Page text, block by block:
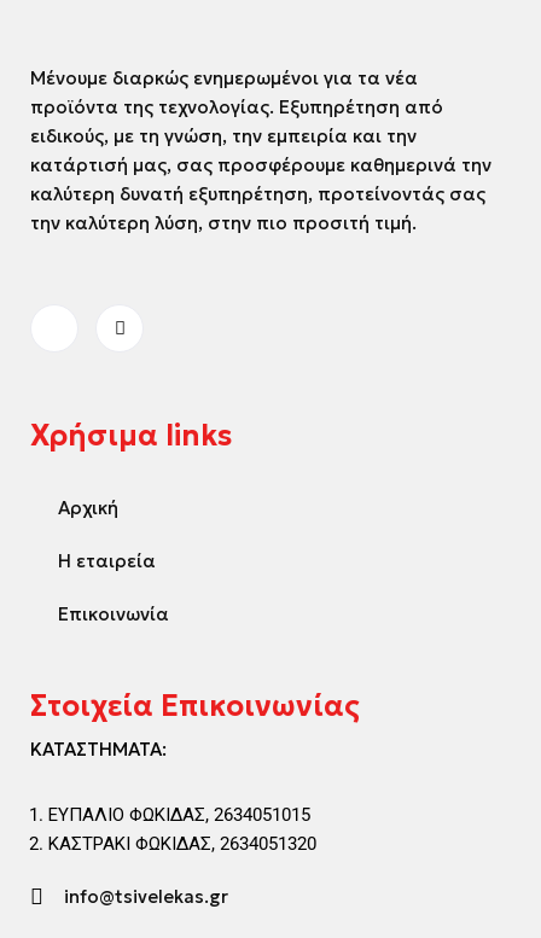
Μένουμε διαρκώς ενημερωμένοι για τα νέα
προϊόντα της τεχνολογίας. Εξυπηρέτηση από
ειδικούς, με τη γνώση, την εμπειρία και την
κατάρτισή μας, σας προσφέρουμε καθημερινά την
καλύτερη δυνατή εξυπηρέτηση, προτείνοντάς σας
την καλύτερη λύση, στην πιο προσιτή τιμή.
Χρήσιμα links
Αρχική
Η εταιρεία
Επικοινωνία
Στοιχεία Επικοινωνίας
ΚΑΤΑΣΤΗΜΑΤΑ:
ΕΥΠΑΛΙΟ ΦΩΚΙΔΑΣ, 2634051015
ΚΑΣΤΡΑΚΙ ΦΩΚΙΔΑΣ, 2634051320
info@tsivelekas.gr